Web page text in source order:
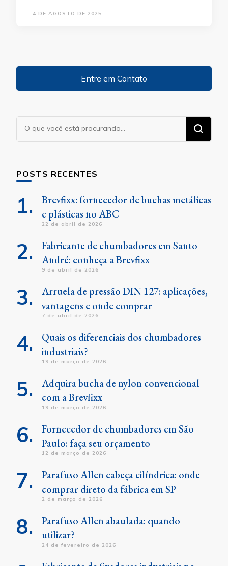
4 DE AGOSTO DE 2025
Entre em Contato
Procurando
algo?
POSTS RECENTES
Brevfixx: fornecedor de buchas metálicas
e plásticas no ABC
22 de abril de 2026
Fabricante de chumbadores em Santo
André: conheça a Brevfixx
9 de abril de 2026
Arruela de pressão DIN 127: aplicações,
vantagens e onde comprar
7 de abril de 2026
Quais os diferenciais dos chumbadores
industriais?
19 de março de 2026
Adquira bucha de nylon convencional
com a Brevfixx
19 de março de 2026
Fornecedor de chumbadores em São
Paulo: faça seu orçamento
12 de março de 2026
Parafuso Allen cabeça cilíndrica: onde
comprar direto da fábrica em SP
2 de março de 2026
Parafuso Allen abaulada: quando
utilizar?
24 de fevereiro de 2026